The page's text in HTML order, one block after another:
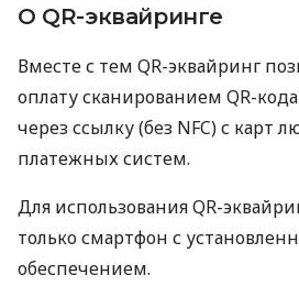
О QR-эквайринге
Вместе с тем QR-эквайринг
оплату сканированием QR-
через ссылку (без NFC) с карт
платежных систем.
Для использования QR-
только смартфон с
обеспечением.